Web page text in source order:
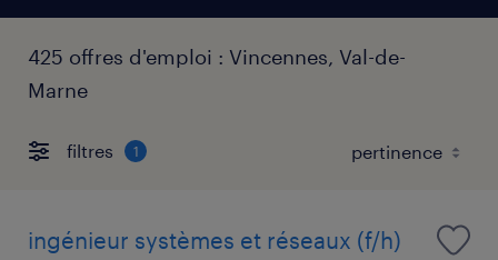
425 offres d'emploi : Vincennes, Val-de-
Marne
filtres 1
ingénieur systèmes et réseaux (f/h)